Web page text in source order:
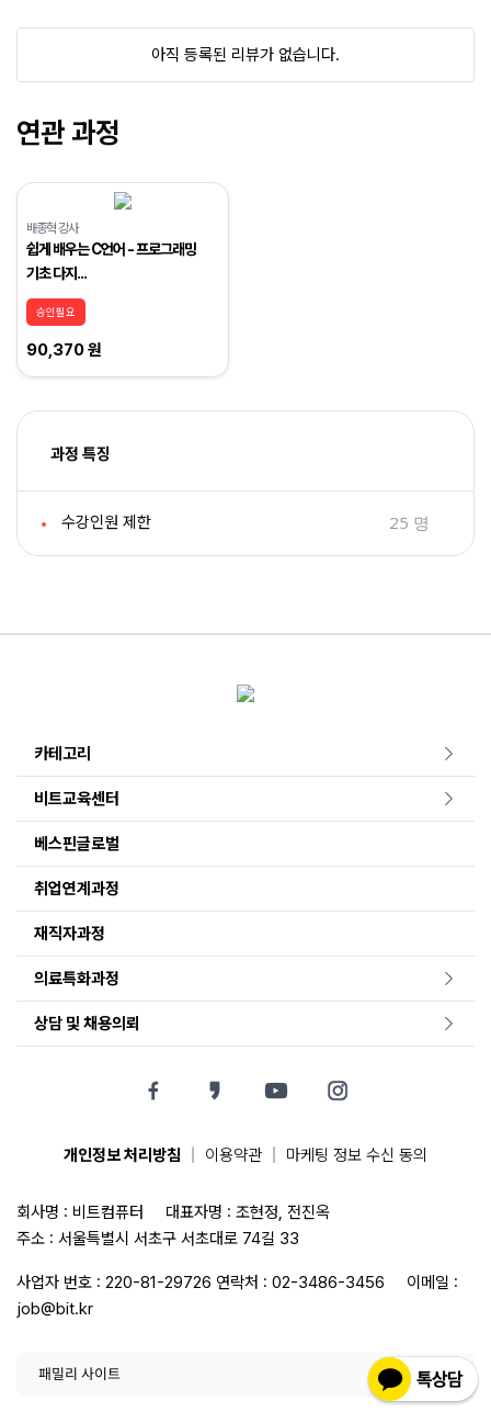
아직 등록된 리뷰가 없습니다.
연관 과정
배종혁 강사
쉽게 배우는 C언어 - 프로그래밍
기초 다지...
승인필요
90,370 원
과정 특징
수강인원 제한 25 명
카테고리
비트교육센터
베스핀글로벌
취업연계과정
재직자과정
의료특화과정
상담 및 채용의뢰
개인정보 처리방침 이용약관 마케팅 정보 수신 동의
회사명 : 비트컴퓨터
대표자명 : 조현정, 전진옥
주소 : 서울특별시 서초구 서초대로 74길 33
사업자 번호 : 220-81-29726 연락처 : 02-3486-3456
이메일 :
job@bit.kr
패밀리 사이트